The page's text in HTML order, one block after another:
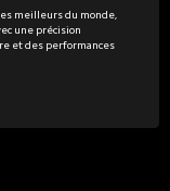
meilleurs du monde,
une précision
et des performances